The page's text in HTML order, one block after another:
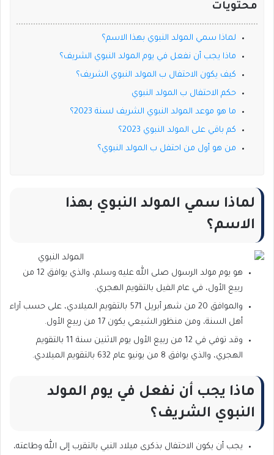
محتويات
لماذا سمي المولد النبوي بهذا الاسم؟
ماذا يجب أن نفعل في يوم المولد النبوي الشريف؟
كيف يكون الاحتفال ب المولد النبوي الشريف؟
حكم الاحتفال ب المولد النبوي
ما هو موعد المولد النبوي الشريف لسنة 2023؟
كم باقي على المولد النبوي 2023؟
من هو أول من احتفل ب المولد النبوي؟
لماذا سمي المولد النبوي بهذا
الاسم؟
هو يوم مولد الرسول صلى الله عليه وسلم، والذي يوافق 12 من
ربيع الأول، في عام الفيل بالتقويم الهجري.
والموافق 20 من شهر أبريل 571 بالتقويم الميلادي، على حسب آراء
أهل السنة، ومن منظور الشيعي يكون 17 من ربيع الأول.
وقد توفي في 12 من ربيع الأول يوم الاثنين سنة 11 بالتقويم
الهجري، والذي يوافق 8 من يونيو عام 632 بالتقويم الميلادي.
ماذا يجب أن نفعل في يوم المولد
النبوي الشريف؟
يجب أن يكون الاحتفال بذكرى ميلاد النبي بالتقرب إلى الله وطاعته،